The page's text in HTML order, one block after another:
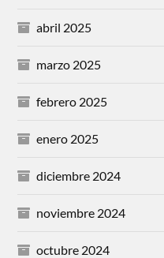
abril 2025
marzo 2025
febrero 2025
enero 2025
diciembre 2024
noviembre 2024
octubre 2024